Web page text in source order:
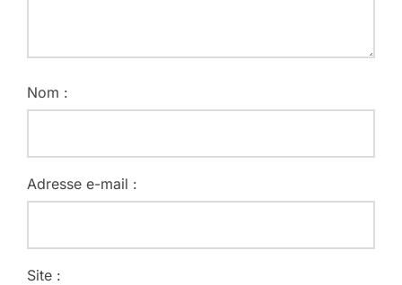
Nom :
Adresse e-mail :
Site :